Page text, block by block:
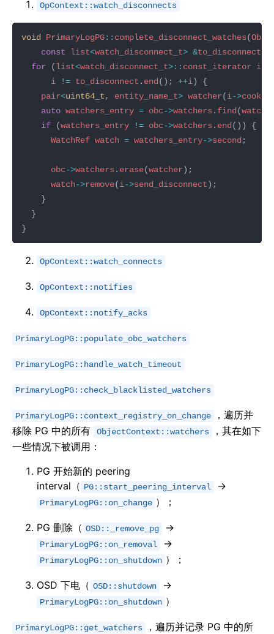
OpContext::watch_disconnects
void PrimaryLogPG:: complete_disconnect_watches(
const
list<watch_disconnect_t> &to_disconnect
for (list<watch_disconnect_t>:: const_iterator i
i
!= to_disconnect . end(); ++i
pair<uint64_t, entity_name_t> watcher(i->cookie
auto watchers_entry = obc->watchers. find(
if (watchers_entry != obc->watchers. end
WatchRef watch = watchers_entry->second
obc->watchers. erase(watcher
watch->remove(i->send_disconnect
OpContext::watch_connects
OpContext::notifies
OpContext::notify_acks
PrimaryLogPG::populate_obc_watchers
PrimaryLogPG::handle_watch_timeout
PrimaryLogPG::check_blacklisted_watchers
PrimaryLogPG::context_registry_on_change
，遍历并
移除 PG 中的所有
ObjectContext::watchers
，其在如下
一些情况下被调用：
PG 开始新的 peering
interval（ PG::start_peering_interval ->
PrimaryLogPG::on_change ）；
PG 删除（ OSD::_remove_pg ->
PrimaryLogPG::on_removal ->
PrimaryLogPG::on_shutdown ）；
OSD 下电（ OSD::shutdown ->
PrimaryLogPG::on_shutdown ）
PrimaryLogPG::get_watchers
，遍历并记录 PG 中的所